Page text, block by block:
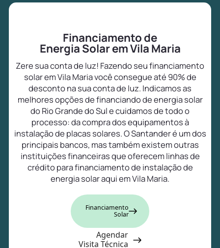
Financiamento de
Energia Solar em Vila Maria
Zere sua conta de luz! Fazendo seu financiamento
solar em Vila Maria você consegue até 90% de
desconto na sua conta de luz. Indicamos as
melhores opções de financiando de energia solar
do Rio Grande do Sul e cuidamos de todo o
processo: da compra dos equipamentos à
instalação de placas solares. O Santander é um dos
principais bancos, mas também existem outras
instituições financeiras que oferecem linhas de
crédito para financiamento de instalação de
energia solar aqui em Vila Maria.
Financiamento
Solar
Agendar
Visita Técnica